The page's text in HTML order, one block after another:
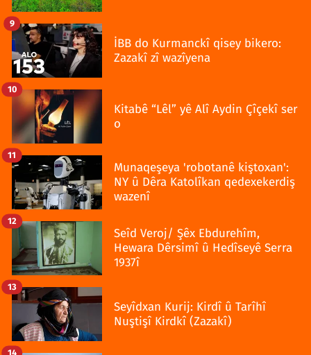
İBB do Kurmanckî qisey bikero:
Zazakî zî wazîyena
9
Kitabê “Lêl” yê Alî Aydin Çîçekî ser
o
10
Munaqeşeya 'robotanê kiştoxan':
NY û Dêra Katolîkan qedexekerdiş
wazenî
11
Seîd Veroj/ Şêx Ebdurehîm,
Hewara Dêrsimî û Hedîseyê Serra
1937î
12
Seyîdxan Kurij: Kirdî û Tarîhî
Nuştişî Kirdkî (Zazakî)
13
14